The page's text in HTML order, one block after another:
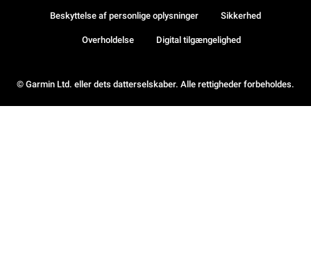
© Garmin Ltd. eller dets datterselskaber. Alle rettigheder forbeholdes.
Beskyttelse af personlige oplysninger Sikkerhed
Overholdelse Digital tilgængelighed